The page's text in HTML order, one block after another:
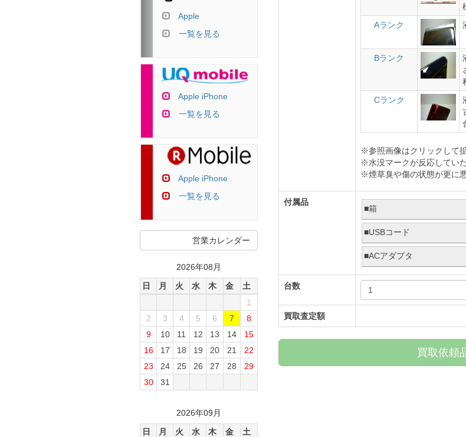
Aランク
Bランク
Cランク
※参照画像はクリックして
※水没マークが反応してい
※煙草臭や傷の状態が更に
付属品
■箱
■USBコード
■ACアダプタ
台数
買取査定額
買取依頼
Apple
一覧を見る
Apple iPhone
一覧を見る
Apple iPhone
一覧を見る
営業カレンダー
2026年08月
日
月 火 水 木 金
土
1
2
3 4 5 6 7
8
9
10 11 12 13 14
15
16
17 18 19 20 21
22
23
24 25 26 27 28
29
30
31
2026年09月
日
月 火 水 木 金 土